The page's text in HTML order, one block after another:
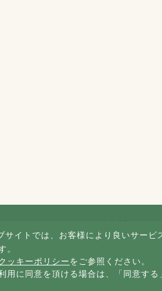
ポリシー
プライバシーポリシー
個人情報の取扱い
サイトでは、お客様により良いサービ
。
ッキーポリシーをご参照ください。
用に同意を頂ける場合は、「同意す